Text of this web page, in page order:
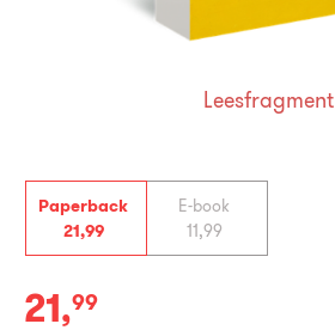
Paperback
21,99
E-book
11,99
Paperback:
21,99
Leesfragment